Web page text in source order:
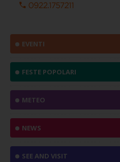
EVENTI
FESTE POPOLARI
METEO
NEWS
SEE AND VISIT